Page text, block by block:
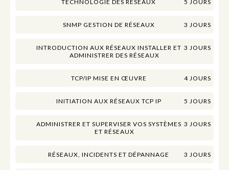
5 JOURS
TECHNOLOGIE DES RÉSEAUX
3 JOURS
SNMP GESTION DE RÉSEAUX
3 JOURS
INTRODUCTION AUX RÉSEAUX INSTALLER ET
ADMINISTRER DES RÉSEAUX
4 JOURS
TCP/IP MISE EN ŒUVRE
5 JOURS
INITIATION AUX RÉSEAUX TCP IP
3 JOURS
ADMINISTRER ET SUPERVISER VOS SYSTÈMES
ET RÉSEAUX
3 JOURS
RÉSEAUX, INCIDENTS ET DÉPANNAGE